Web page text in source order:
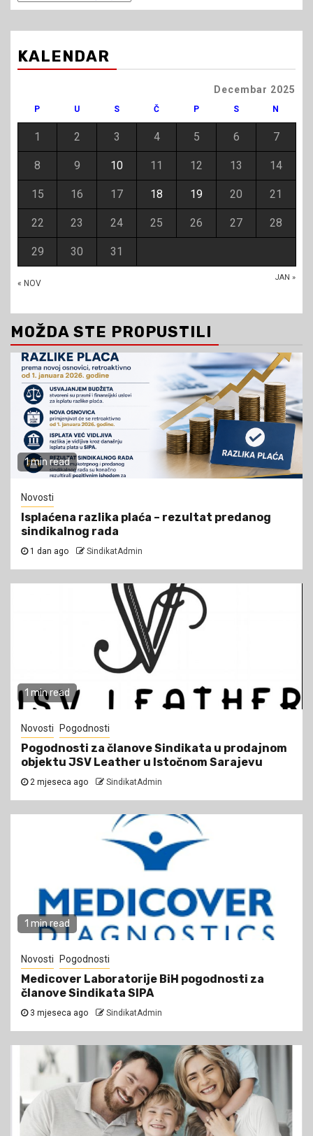
članaka
KALENDAR
Decembar 2025
P U S Č P S N
« NOV
JAN »
1 2 3 4 5 6 7
8 9 10 11 12 13 14
15 16 17 18 19 20 21
22 23 24 25 26 27 28
29 30 31
MOŽDA STE PROPUSTILI
1 min read
Novosti
Isplaćena razlika plaća – rezultat predanog
sindikalnog rada
1 dan ago SindikatAdmin
1 min read
Novosti Pogodnosti
Pogodnosti za članove Sindikata u prodajnom
objektu JSV Leather u Istočnom Sarajevu
2 mjeseca ago SindikatAdmin
1 min read
Novosti Pogodnosti
Medicover Laboratorije BiH pogodnosti za
članove Sindikata SIPA
3 mjeseca ago SindikatAdmin